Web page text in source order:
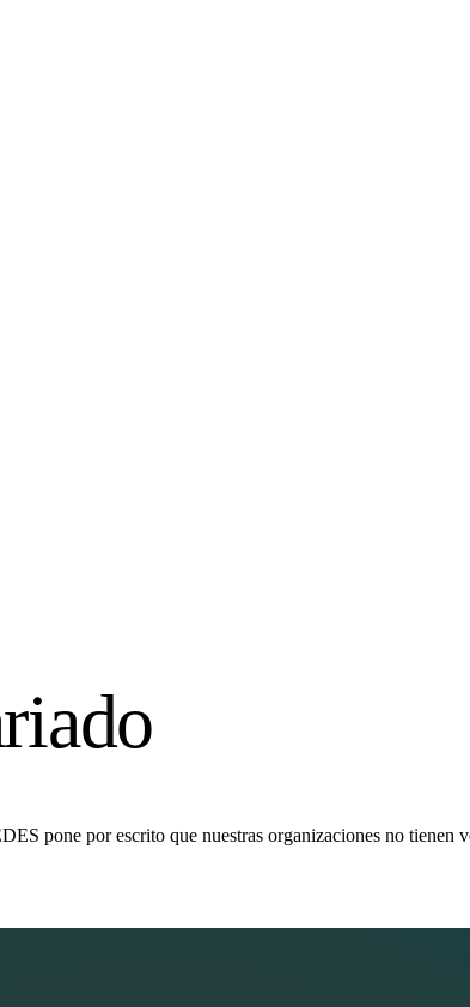
pone por escrito que nuestras organizaciones no tienen